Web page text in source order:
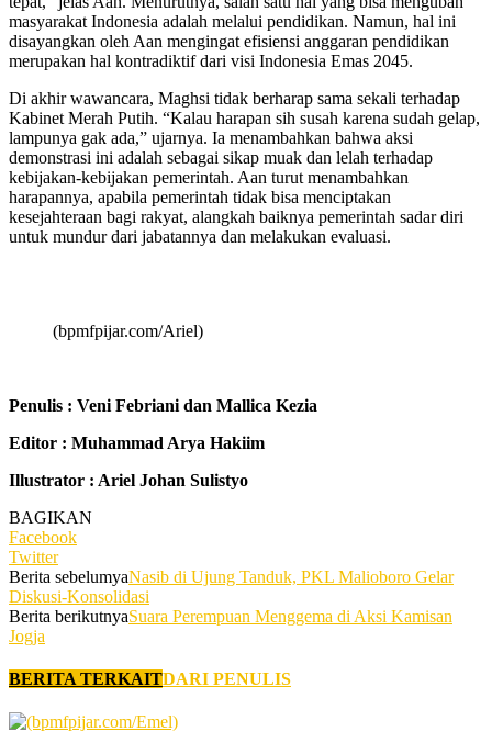
masyarakat Indonesia adalah melalui pendidikan. Namun, hal ini
disayangkan oleh Aan mengingat efisiensi anggaran pendidikan
merupakan hal kontradiktif dari visi Indonesia Emas 2045.
Di akhir wawancara, Maghsi tidak berharap sama sekali terhadap
Kabinet Merah Putih. “Kalau harapan sih susah karena sudah gelap,
lampunya gak ada,” ujarnya. Ia menambahkan bahwa aksi
demonstrasi ini adalah sebagai sikap muak dan lelah terhadap
kebijakan-kebijakan pemerintah. Aan turut menambahkan
harapannya, apabila pemerintah tidak bisa menciptakan
kesejahteraan bagi rakyat, alangkah baiknya pemerintah sadar diri
untuk mundur dari jabatannya dan melakukan evaluasi.
(bpmfpijar.com/Ariel)
Penulis : Veni Febriani dan Mallica Kezia
Editor : Muhammad Arya Hakiim
Illustrator : Ariel Johan Sulistyo
BAGIKAN
Facebook
Twitter
Berita sebelumyaNasib di Ujung Tanduk, PKL Malioboro Gelar
Diskusi-Konsolidasi
Berita berikutnyaSuara Perempuan Menggema di Aksi Kamisan
Jogja
BERITA TERKAITDARI PENULIS